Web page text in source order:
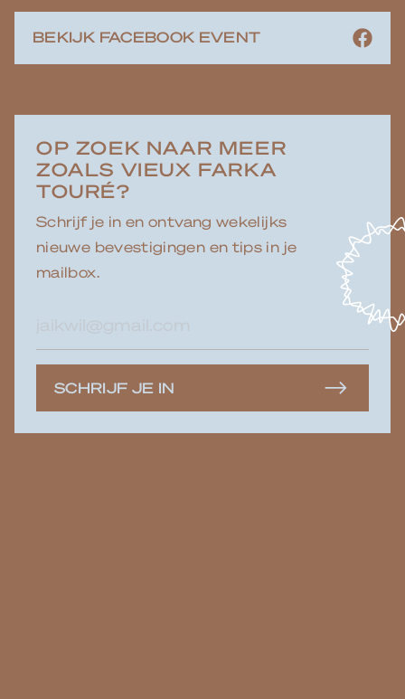
BEKIJK FACEBOOK EVENT
OP ZOEK NAAR MEER
ZOALS VIEUX FARKA
TOURÉ?
Schrijf je in en ontvang wekelijks
nieuwe bevestigingen en tips in je
mailbox.
SCHRIJF JE IN